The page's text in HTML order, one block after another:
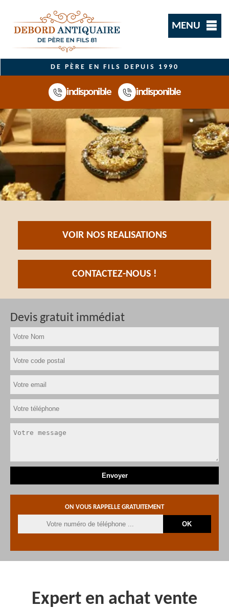
MENU
DE PÈRE EN FILS DEPUIS 1990
indisponible indisponible
VOIR NOS REALISATIONS
CONTACTEZ-NOUS !
Devis gratuit immédiat
ON VOUS RAPPELLE GRATUITEMENT
Expert en achat vente